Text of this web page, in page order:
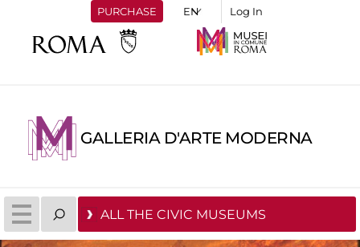
PURCHASE Log In
GALLERIA D'ARTE MODERNA
ALL THE CIVIC MUSEUMS